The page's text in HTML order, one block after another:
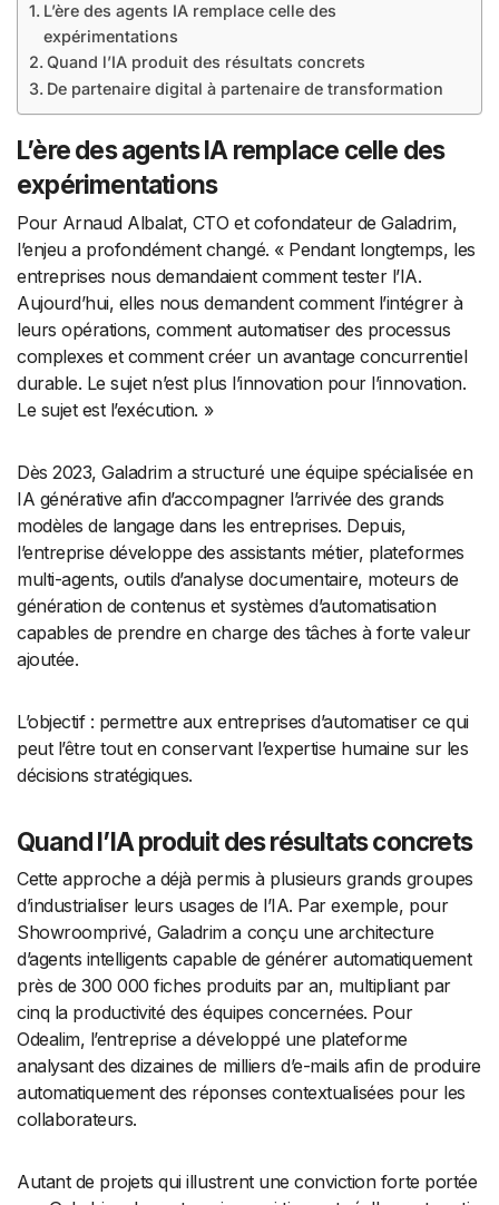
L’ère des agents IA remplace celle des
expérimentations
Quand l’IA produit des résultats concrets
De partenaire digital à partenaire de transformation
L’ère des agents IA remplace celle des
expérimentations
Pour Arnaud Albalat, CTO et cofondateur de Galadrim,
l’enjeu a profondément changé. « Pendant longtemps, les
entreprises nous demandaient comment tester l’IA.
Aujourd’hui, elles nous demandent comment l’intégrer à
leurs opérations, comment automatiser des processus
complexes et comment créer un avantage concurrentiel
durable. Le sujet n’est plus l’innovation pour l’innovation.
Le sujet est l’exécution. »
Dès 2023, Galadrim a structuré une équipe spécialisée en
IA générative afin d’accompagner l’arrivée des grands
modèles de langage dans les entreprises. Depuis,
l’entreprise développe des assistants métier, plateformes
multi-agents, outils d’analyse documentaire, moteurs de
génération de contenus et systèmes d’automatisation
capables de prendre en charge des tâches à forte valeur
ajoutée.
L’objectif : permettre aux entreprises d’automatiser ce qui
peut l’être tout en conservant l’expertise humaine sur les
décisions stratégiques.
Quand l’IA produit des résultats concrets
Cette approche a déjà permis à plusieurs grands groupes
d’industrialiser leurs usages de l’IA. Par exemple, pour
Showroomprivé, Galadrim a conçu une architecture
d’agents intelligents capable de générer automatiquement
près de 300 000 fiches produits par an, multipliant par
cinq la productivité des équipes concernées. Pour
Odealim, l’entreprise a développé une plateforme
analysant des dizaines de milliers d’e-mails afin de produire
automatiquement des réponses contextualisées pour les
collaborateurs.
Autant de projets qui illustrent une conviction forte portée